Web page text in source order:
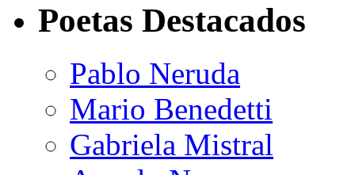
Poetas Destacados
Pablo Neruda
Mario Benedetti
Gabriela Mistral